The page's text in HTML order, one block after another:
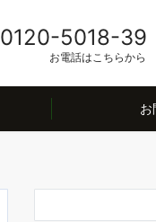
0120-5018-39
お電話はこちらから
お